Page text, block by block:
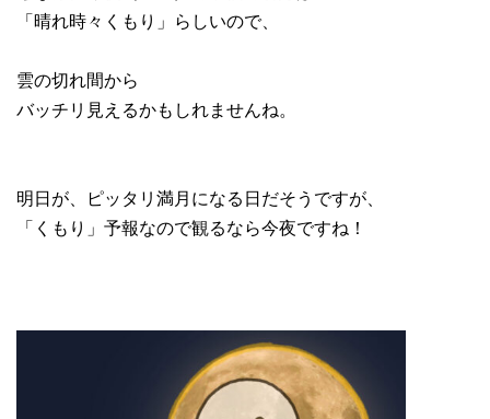
「晴れ時々くもり」らしいので、
雲の切れ間から
バッチリ見えるかもしれませんね。
明日が、ピッタリ満月になる日だそうですが、
「くもり」予報なので観るなら今夜ですね！